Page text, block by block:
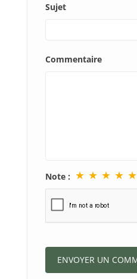
Sujet
Commentaire
Note : ★ ★ ★ ★ ★